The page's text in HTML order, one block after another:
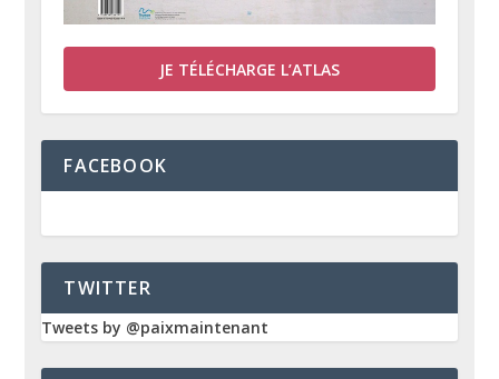
JE TÉLÉCHARGE L’ATLAS
FACEBOOK
TWITTER
Tweets by @paixmaintenant